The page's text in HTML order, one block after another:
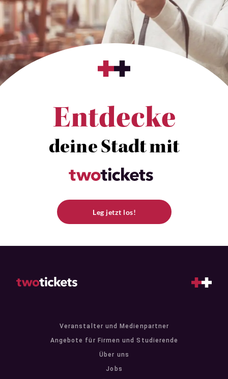
Entdecke
deine Stadt mit
Leg jetzt los!
Veranstalter und Medienpartner
Angebote für Firmen und Studierende
Über uns
Jobs